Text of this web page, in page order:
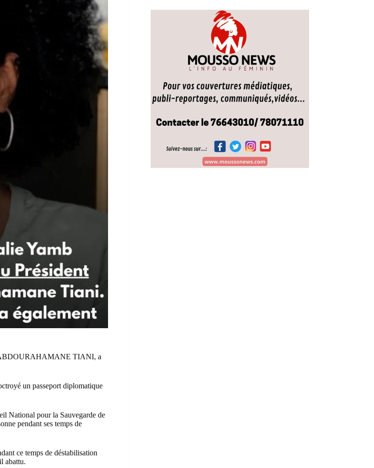
ABDOURAHAMANE TIANI, a
un passeport diplomatique
National pour la Sauvegarde de
pendant ses temps de
ce temps de déstabilisation
abattu.